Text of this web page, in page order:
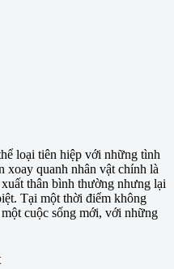
loại tiên hiệp với những tình
xoay quanh nhân vật chính là
thân bình thường nhưng lại
Tại một thời điểm không
cuộc sống mới, với những